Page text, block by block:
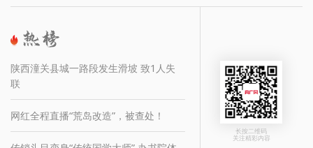
陕西潼关县城一路段发生滑坡 致1人失
联
网红全程直播“荒岛改造”，被查处！
长按二维码
关注精彩内容